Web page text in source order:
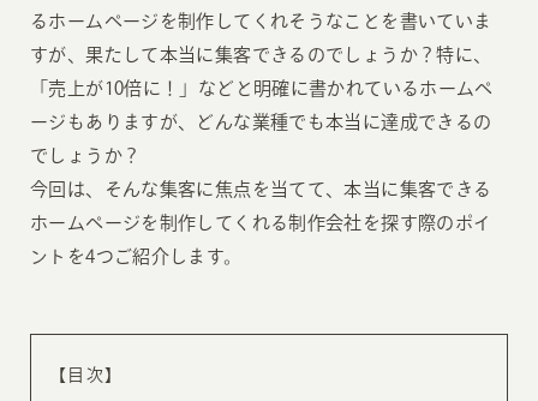
るホームページを制作してくれそうなことを書いていま
すが、果たして本当に集客できるのでしょうか？特に、
「売上が10倍に！」などと明確に書かれているホームペ
ージもありますが、どんな業種でも本当に達成できるの
でしょうか？
今回は、そんな集客に焦点を当てて、本当に集客できる
ホームページを制作してくれる制作会社を探す際のポイ
ントを4つご紹介します。
【目次】